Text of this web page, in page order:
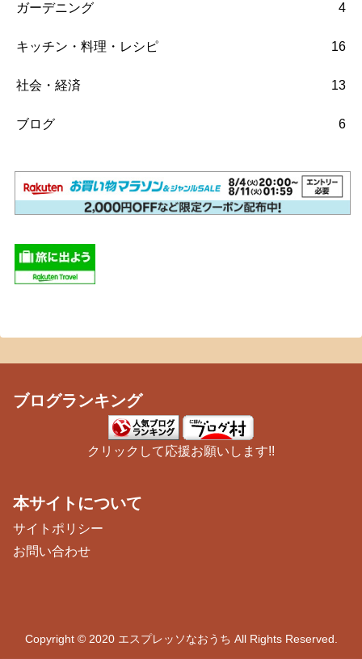
ガーデニング 4
キッチン・料理・レシピ 16
社会・経済 13
ブログ 6
ブログランキング
クリックして応援お願いします!!
本サイトについて
サイトポリシー
お問い合わせ
Copyright © 2020 エスプレッソなおうち All Rights Reserved.